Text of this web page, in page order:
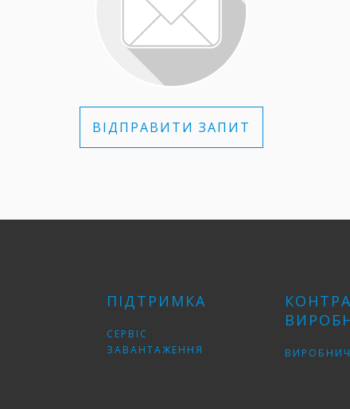
ВІДПРАВИТИ ЗАПИТ
ПІДТРИМКА
СЕРВІС
ЗАВАНТАЖЕННЯ